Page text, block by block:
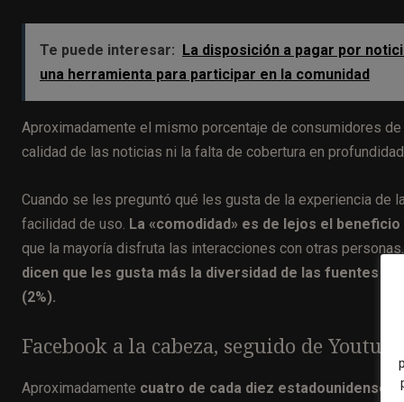
Te puede interesar: La disposición a pagar por
una herramienta para participar en la comunidad
Aproximadamente el mismo porcentaje de consumidores
calidad de las noticias ni la falta de cobertura en profundidad
Cuando se les preguntó qué les gusta de la experiencia
facilidad de uso. La «comodidad» es de lejos el
que la mayoría disfruta las interacciones con otras
dicen que les gusta más la diversidad de las fuentes
(2%).
Facebook a la cabeza, seguido de
Aproximadamente cuatro de cada diez estadounidenses